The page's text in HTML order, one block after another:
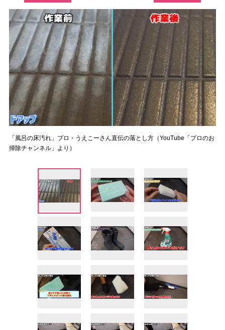
「風呂の床汚れ」プロ・うえこーさん直伝の落とし方（YouTube「プロのお
掃除チャンネル」より）